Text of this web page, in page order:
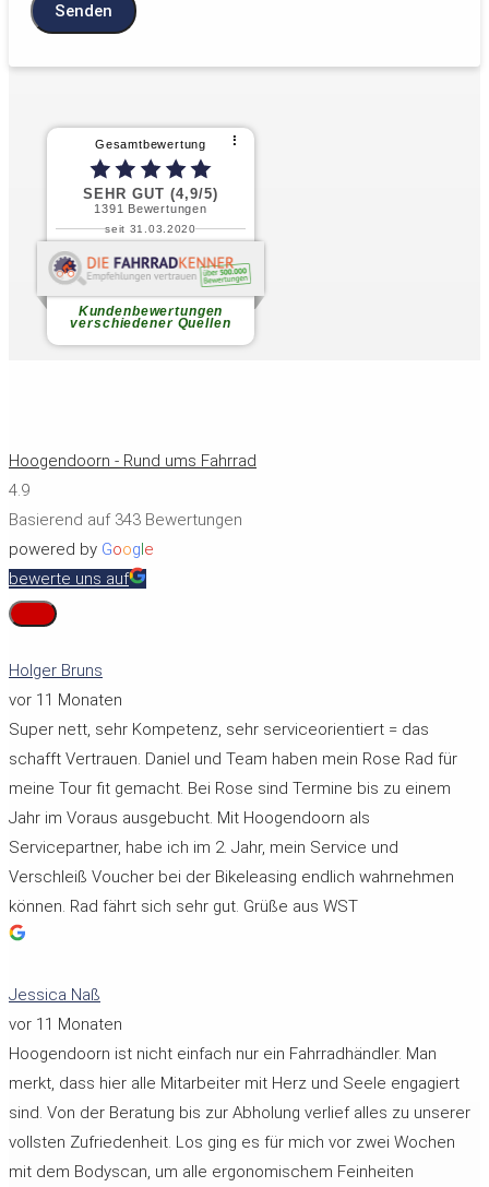
Senden
Hoogendoorn - Rund ums Fahrrad
4.9
Basierend auf 343 Bewertungen
powered by Goog e
bewerte uns auf
Holger Bruns
vor 11 Monaten
Super nett, sehr Kompetenz, sehr serviceorientiert = das
schafft Vertrauen. Daniel und Team haben mein Rose Rad für
meine Tour fit gemacht. Bei Rose sind Termine bis zu einem
Jahr im Voraus ausgebucht. Mit Hoogendoorn als
Servicepartner, habe ich im 2. Jahr, mein Service und
Verschleiß Voucher bei der Bikeleasing endlich wahrnehmen
können. Rad fährt sich sehr gut. Grüße aus WST
Jessica Naß
vor 11 Monaten
Hoogendoorn ist nicht einfach nur ein Fahrradhändler. Man
merkt, dass hier alle Mitarbeiter mit Herz und Seele engagiert
sind. Von der Beratung bis zur Abholung verlief alles zu unserer
vollsten Zufriedenheit. Los ging es für mich vor zwei Wochen
mit dem Bodyscan, um alle ergonomischem Feinheiten